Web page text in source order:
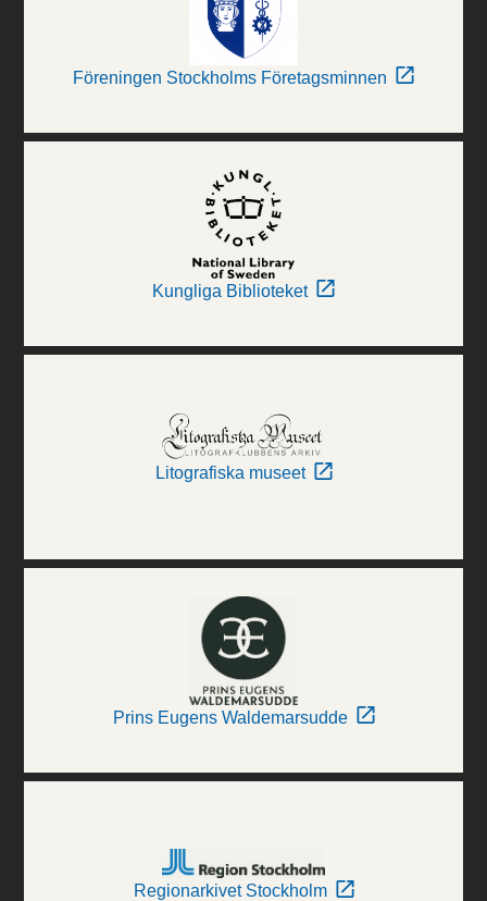
Föreningen Stockholms Företagsminnen
Kungliga Biblioteket
Litografiska museet
Prins Eugens Waldemarsudde
Regionarkivet Stockholm